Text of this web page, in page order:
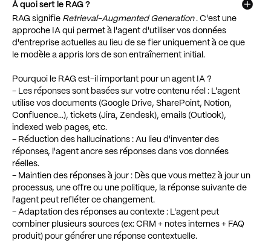
À quoi sert le RAG ?
RAG signifie Retrieval-Augmented Generation. C'est une
approche IA qui permet à l'agent d'utiliser vos données
d'entreprise actuelles au lieu de se fier uniquement à ce que
le modèle a appris lors de son entraînement initial.
Pourquoi le RAG est-il important pour un agent IA ?
- Les réponses sont basées sur votre contenu réel : L'agent
utilise vos documents (Google Drive, SharePoint, Notion,
Confluence…), tickets (Jira, Zendesk), emails (Outlook),
indexed web pages, etc.
- Réduction des hallucinations : Au lieu d'inventer des
réponses, l'agent ancre ses réponses dans vos données
réelles.
- Maintien des réponses à jour : Dès que vous mettez à jour un
processus, une offre ou une politique, la réponse suivante de
l'agent peut refléter ce changement.
- Adaptation des réponses au contexte : L'agent peut
combiner plusieurs sources (ex: CRM + notes internes + FAQ
produit) pour générer une réponse contextuelle.